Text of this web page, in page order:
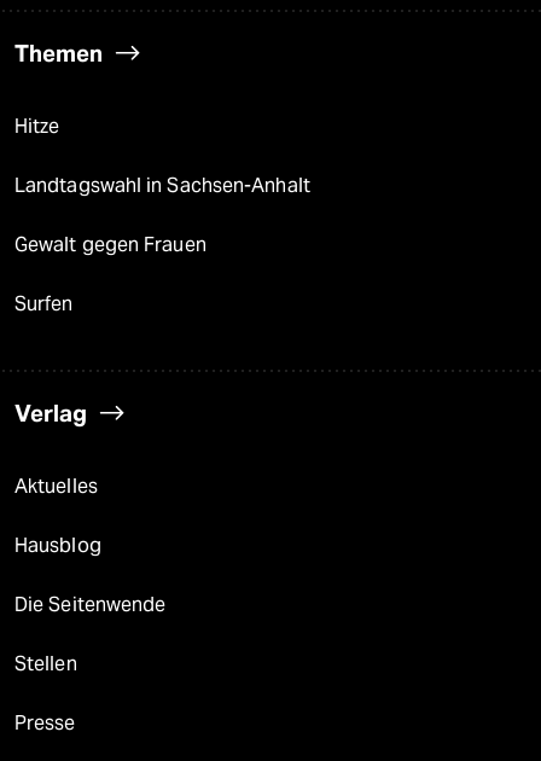
Themen
Hitze
Landtagswahl in Sachsen-Anhalt
Gewalt gegen Frauen
Surfen
Verlag
Aktuelles
Hausblog
Die Seitenwende
Stellen
Presse